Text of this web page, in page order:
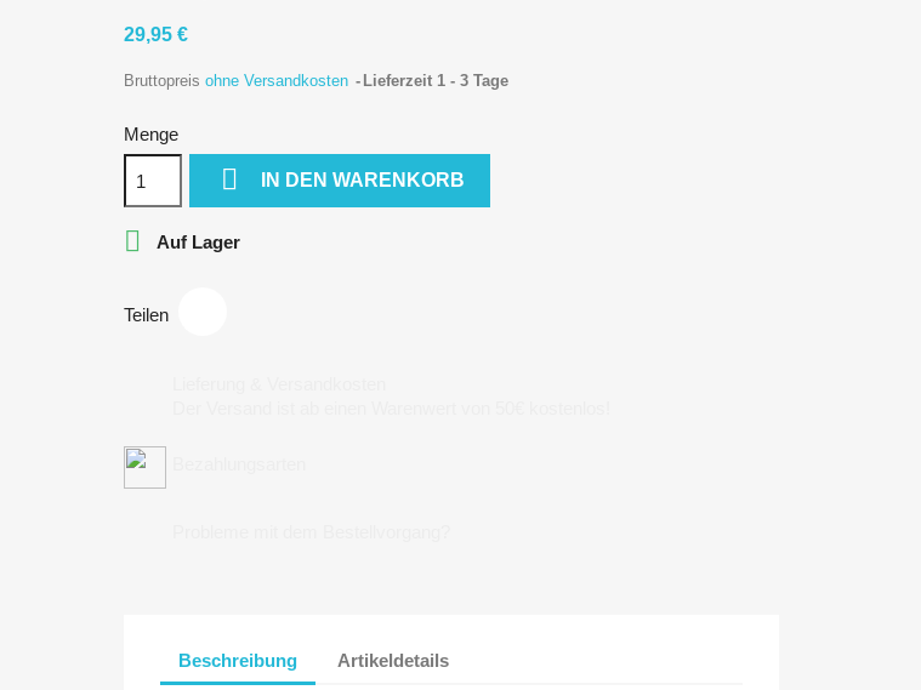
29,95 €
Bruttopreis ohne Versandkosten Lieferzeit 1 - 3 Tage
Menge
 IN DEN WARENKORB
 Auf Lager
Teilen
Beschreibung Artikeldetails